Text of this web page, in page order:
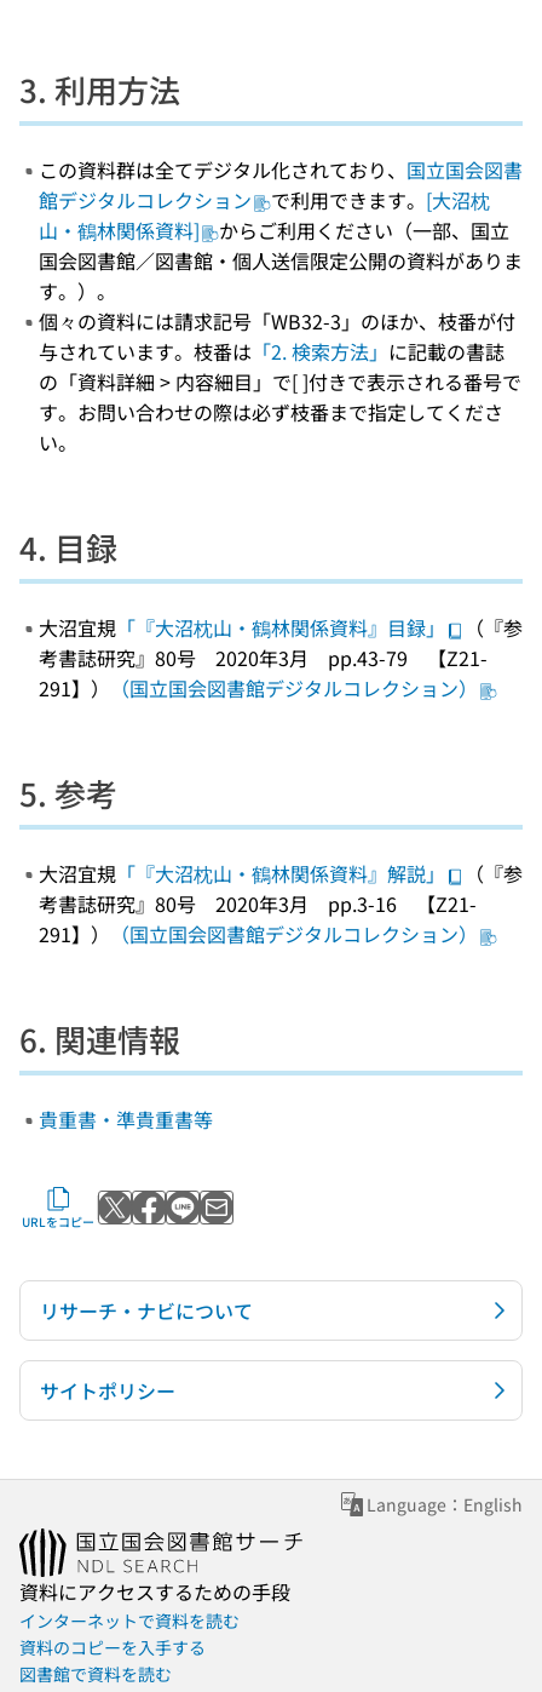
3. 利用方法
この資料群は全てデジタル化されており、 国立国会図書
館デジタルコレクション
で利用できます。 [大沼枕
山・鶴林関係資料]
からご利用ください（一部、国立
国会図書館／図書館・個人送信限定公開の資料がありま
す。）。
個々の資料には請求記号「WB32-3」のほか、枝番が付
与されています。枝番は 「2. 検索方法」 に記載の書誌
の「資料詳細 > 内容細目」で[ ]付きで表示される番号で
す。お問い合わせの際は必ず枝番まで指定してくださ
い。
4. 目録
大沼宜規 「『大沼枕山・鶴林関係資料』目録」
（『参
考書誌研究』80号 2020年3月 pp.43-79 【Z21-
291】）
（国立国会図書館デジタルコレクション）
5. 参考
大沼宜規 「『大沼枕山・鶴林関係資料』解説」
（『参
考書誌研究』80号 2020年3月 pp.3-16 【Z21-
291】）
（国立国会図書館デジタルコレクション）
6. 関連情報
貴重書・準貴重書等
URLをコピー Xでポストする
Facebookでシェアする
LINEで送る
メールで送る
リサーチ・ナビについて
サイトポリシー
Language：English
資料にアクセスするための手段
インターネットで資料を読む
資料のコピーを入手する
図書館で資料を読む